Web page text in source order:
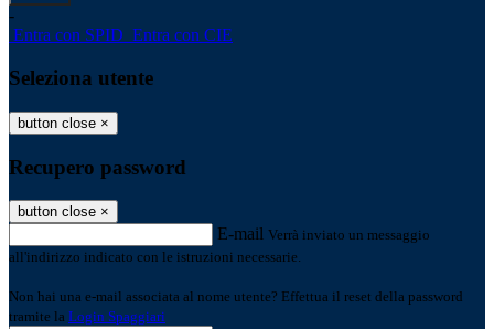
-
Entra con SPID Entra con CIE
Seleziona utente
button close ×
Recupero password
button close ×
E-mail Verrà inviato un messaggio
all'indirizzo indicato con le istruzioni necessarie.
Non hai una e-mail associata al nome utente? Effettua il reset della password
tramite la Login Spaggiari